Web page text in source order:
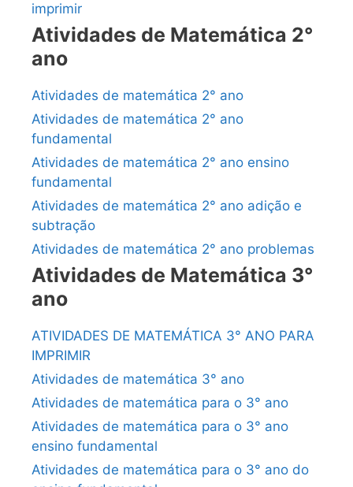
imprimir
Atividades de Matemática 2°
ano
Atividades de matemática 2° ano
Atividades de matemática 2° ano
fundamental
Atividades de matemática 2° ano ensino
fundamental
Atividades de matemática 2° ano adição e
subtração
Atividades de matemática 2° ano problemas
Atividades de Matemática 3°
ano
ATIVIDADES DE MATEMÁTICA 3° ANO PARA
IMPRIMIR
Atividades de matemática 3° ano
Atividades de matemática para o 3° ano
Atividades de matemática para o 3° ano
ensino fundamental
Atividades de matemática para o 3° ano do